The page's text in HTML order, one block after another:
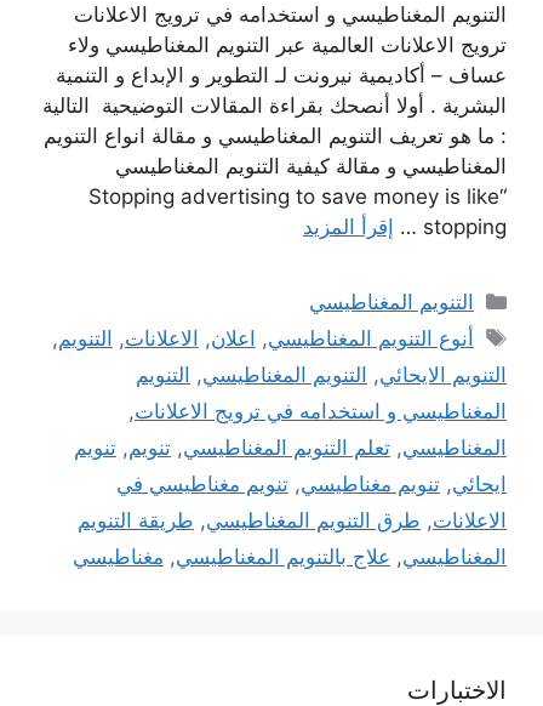
التنويم المغناطيسي و استخدامه في ترويج الاعلانات
ترويج الاعلانات العالمية عبر التنويم المغناطيسي ولاء
عساف – أكاديمية نيرونت لـ التطوير و الإبداع و التنمية
البشرية . أولا أنصحك بقراءة المقالات التوضيحية التالية
: ما هو تعريف التنويم المغناطيسي و مقالة انواع التنويم
المغناطيسي و مقالة كيفية التنويم المغناطيسي
“Stopping advertising to save money is like
stopping …
إقرأ المزيد
التصنيفات
التنويم المغناطيسي
الوسوم
أنوع التنويم المغناطيسي, اعلان, الاعلانات, التنويم,
التنويم الايحائي, التنويم المغناطيسي, التنويم
المغناطيسي و استخدامه في ترويج الاعلانات,
المغناطيسي, تعلم التنويم المغناطيسي, تنويم, تنويم
ايحائي, تنويم مغناطيسي, تنويم مغناطيسي في
الاعلانات, طرق التنويم المغناطيسي, طريقة التنويم
المغناطيسي, علاج بالتنويم المغناطيسي, مغناطيسي
الاختبارات